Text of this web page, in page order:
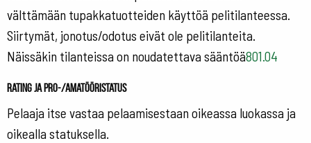
välttämään tupakkatuotteiden käyttöä pelitilanteessa.
Siirtymät, jonotus/odotus eivät ole pelitilanteita.
Näissäkin tilanteissa on noudatettava sääntöä801.04
Rating ja pro-/amatööristatus
Pelaaja itse vastaa pelaamisestaan oikeassa luokassa ja
oikealla statuksella.